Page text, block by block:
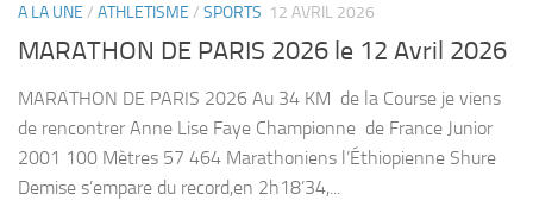
A LA UNE / ATHLETISME / SPORTS 12 AVRIL 2026
MARATHON DE PARIS 2026 le 12 Avril 2026
MARATHON DE PARIS 2026 Au 34 KM de la Course je viens
de rencontrer Anne Lise Faye Championne de France Junior
2001 100 Mètres 57 464 Marathoniens l’Éthiopienne Shure
Demise s’empare du record,en 2h18’34,...